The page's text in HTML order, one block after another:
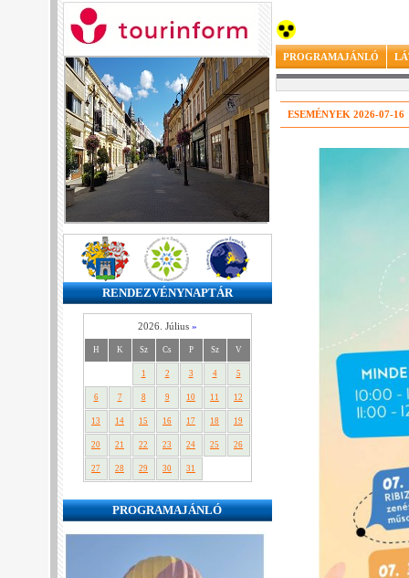
RENDEZVÉNYNAPTÁR
2026. Július »
H K Sz Cs P Sz V
1 2 3 4 5
6 7 8 9 10 11 12
13 14 15 16 17 18 19
20 21 22 23 24 25 26
27 28 29 30 31
PROGRAMAJÁNLÓ
PROGRAMAJÁNLÓ
ESEMÉNYEK 2026-07-16